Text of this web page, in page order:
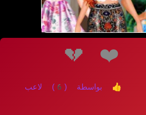
❤️
💔
👍 بواسطة (6) لاعب